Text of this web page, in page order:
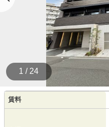
1 / 24
賃料